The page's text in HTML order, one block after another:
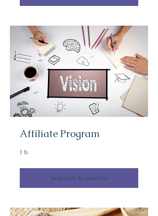
Affiliate Program
1 h
Solicitud de reserva